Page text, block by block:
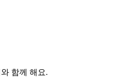
함께 해요.